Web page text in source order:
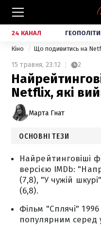
24 КАНАЛ
Кіно Що подивитись на
15 травня, 23:12 2
Netflix, які
Марта Гнат
ОСНОВНІ ТЕЗИ
Найрейтинговіші
версією IMDb:
(7,8), "У чужій
(6,8).
Фільм "Сплячі"
популярним серед